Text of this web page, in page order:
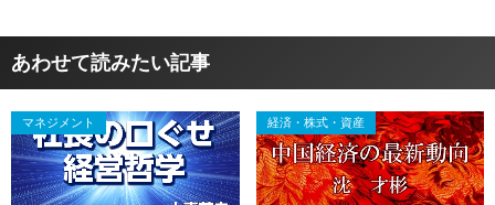
あわせて読みたい記事
マネジメント 経済・株式・資産